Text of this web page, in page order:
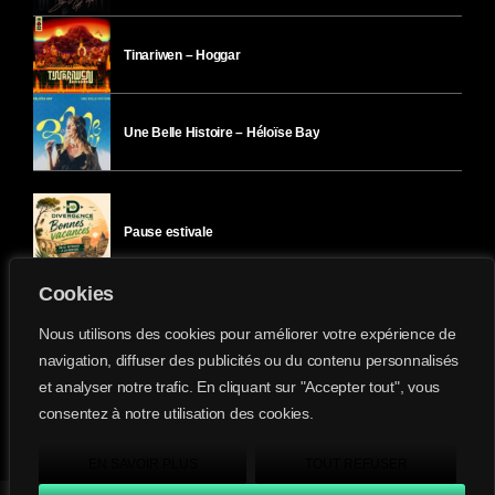
Cookies
Nous utilisons des cookies pour améliorer votre expérience de
navigation, diffuser des publicités ou du contenu personnalisés
et analyser notre trafic. En cliquant sur "Accepter tout", vous
consentez à notre utilisation des cookies.
Tinariwen – Hoggar
Une Belle Histoire – Héloïse Bay
Pause estivale
Ici l’Ombre – mardi 28 juillet